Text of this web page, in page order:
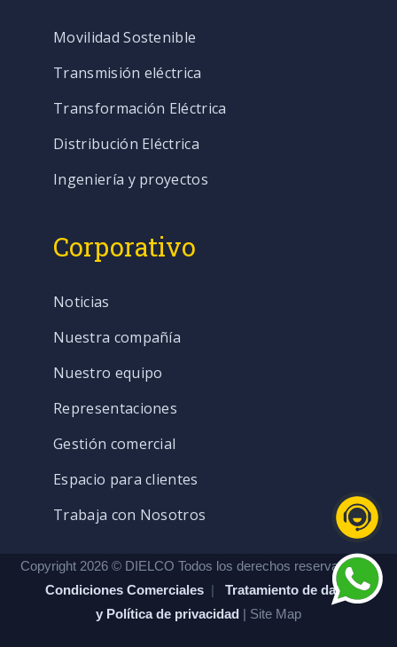
Movilidad Sostenible
Transmisión eléctrica
Transformación Eléctrica
Distribución Eléctrica
Ingeniería y proyectos
Corporativo
Noticias
Nuestra compañía
Nuestro equipo
Representaciones
Gestión comercial
Espacio para clientes
Trabaja con Nosotros
Copyright 2026 © DIELCO Todos los derechos reservados. |
Condiciones Comerciales | Tratamiento de datos
y Política de privacidad | Site Map